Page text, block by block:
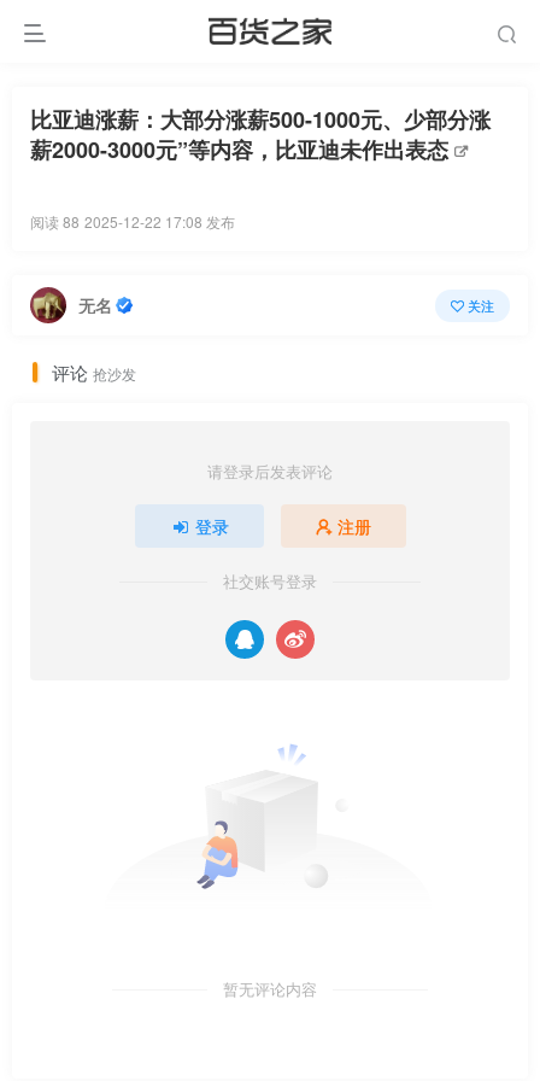
比亚迪涨薪：大部分涨薪500-1000元、少部分涨
薪2000-3000元”等内容，比亚迪未作出表态
阅读 88 2025-12-22 17:08 发布
无名 关注
评论 抢沙发
请登录后发表评论
登录 注册
社交账号登录
暂无评论内容